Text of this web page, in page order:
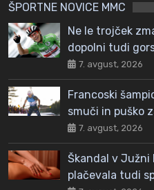
ŠPORTNE NOVICE MMC
Ne le trojček
dopolni tudi
7. avgust, 2026
Francoski
smuči in puško
7. avgust, 2026
Škandal v Južni
plačevala tudi